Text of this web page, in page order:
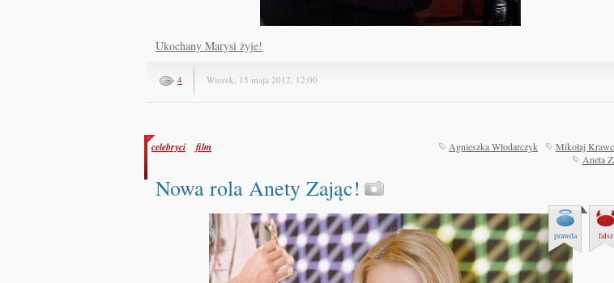
Ukochany Marysi żyje!
4 Wtorek, 15 maja 2012, 12:00
celebryci film Agnieszka Włodarczyk
Mikołaj
Aneta
Nowa rola Anety Zając!
prawda fałsz